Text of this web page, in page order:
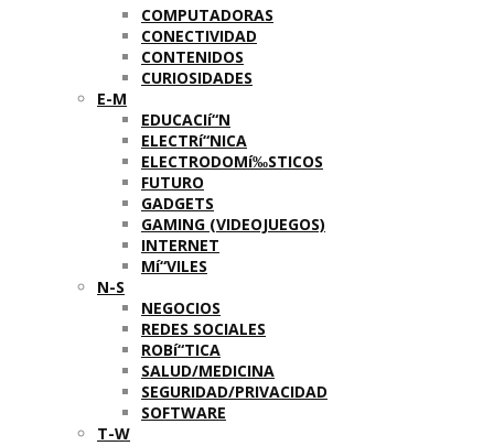
COMPUTADORAS
CONECTIVIDAD
CONTENIDOS
CURIOSIDADES
E-M
EDUCACIí“N
ELECTRí“NICA
ELECTRODOMí‰STICOS
FUTURO
GADGETS
GAMING (VIDEOJUEGOS)
INTERNET
Mí“VILES
N-S
NEGOCIOS
REDES SOCIALES
ROBí“TICA
SALUD/MEDICINA
SEGURIDAD/PRIVACIDAD
SOFTWARE
T-W